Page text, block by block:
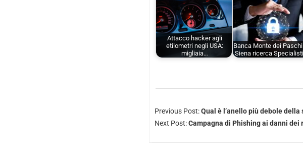
Attacco hacker agli
etilometri negli USA:
migliaia…
Banca Monte dei
Siena ricerca
Previous Post:Qual è l’anello più debole
Next Post:Campagna di Phishing ai danni dei